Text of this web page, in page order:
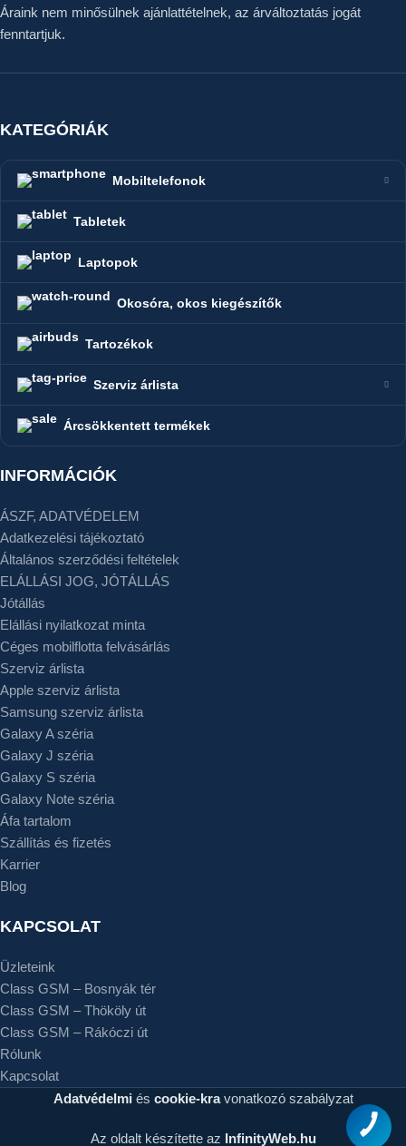
Áraink nem minősülnek ajánlattételnek, az árváltoztatás jogát
fenntartjuk.
KATEGÓRIÁK
Mobiltelefonok
Tabletek
Laptopok
Okosóra, okos kiegészítők
Tartozékok
Szerviz árlista
Árcsökkentett termékek
INFORMÁCIÓK
ÁSZF, ADATVÉDELEM
Adatkezelési tájékoztató
Általános szerződési feltételek
ELÁLLÁSI JOG, JÓTÁLLÁS
Jótállás
Elállási nyilatkozat minta
Céges mobilflotta felvásárlás
Szerviz árlista
Apple szerviz árlista
Samsung szerviz árlista
Galaxy A széria
Galaxy J széria
Galaxy S széria
Galaxy Note széria
Áfa tartalom
Szállítás és fizetés
Karrier
Blog
KAPCSOLAT
Üzleteink
Class GSM – Bosnyák tér
Class GSM – Thököly út
Class GSM – Rákóczi út
Rólunk
Kapcsolat
Adatvédelmiés cookie-kravonatkozó szabályzat
Az oldalt készítette az InfinityWeb.hu